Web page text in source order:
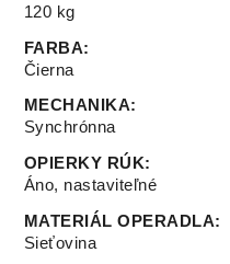
120 kg
FARBA:
Čierna
MECHANIKA:
Synchrónna
OPIERKY RÚK:
Áno, nastaviteľné
MATERIÁL OPERADLA:
Sieťovina